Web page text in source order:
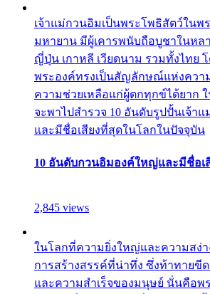
เจ้าแม่กวนอิมเป็นพระโพธิสัตว์ใน
มหายาน มีผู้เคารพนับถือบูชาในหล
ญี่ปุ่น เกาหลี เวียดนาม รวมทั้งไทย
พระองค์ทรงเป็นสัญลักษณ์แห่งควา
ความช่วยเหลือแก่ผู้ตกทุกข์ได้ยาก ใ
จะพาไปสำรวจ 10 อันดับรูปปั้นเจ้า
และมีชื่อเสียงที่สุดในโลกในปัจจุบัน
10 อันดับกวนอิมองค์ใหญ่และมีชื่อเ
2,845 views
ในโลกที่ความยิ่งใหญ่และความสง่
การสร้างสรรค์ที่น่าทึ่ง ซึ่งท้าทายขี
และความสำเร็จของมนุษย์ นั่นคือ